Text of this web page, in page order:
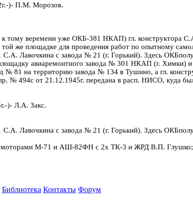
)- П.М. Морозов.
веремени уже ОКБ-381 НКАП) гл. конструктора
же площадке для проведения работ по опытному
Лавочкина с завода № 21 (г. Горький). Здесь
авиаремонтного завода № 301 НКАП (г. Химки)
№ 81 на территорию завода № 134 в Тушино, а гл.
494с от 21.12.1945г. передана в расп. НИСО, куда
)- Л.А. Закс.
Лавочкина с завода № 21 (г. Горький). Здесь
моторами М-71 и АШ-82ФН с 2х ТК-3 и ЖРД В.П.
Библиотека Контакты Форум